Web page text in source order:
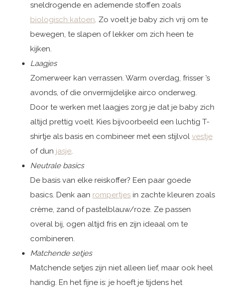
sneldrogende en ademende stoffen zoals
biologisch katoen. Zo voelt je baby zich vrij om te
bewegen, te slapen of lekker om zich heen te
kijken.
Laagjes
Zomerweer kan verrassen. Warm overdag, frisser ’s
avonds, of die onvermijdelijke airco onderweg.
Door te werken met laagjes zorg je dat je baby zich
altijd prettig voelt. Kies bijvoorbeeld een luchtig T-
shirtje als basis en combineer met een stijlvol vestje
of dun jasje.
Neutrale basics
De basis van elke reiskoffer? Een paar goede
basics. Denk aan rompertjes in zachte kleuren zoals
crème, zand of pastelblauw/roze. Ze passen
overal bij, ogen altijd fris en zijn ideaal om te
combineren.
Matchende setjes
Matchende setjes zijn niet alleen lief, maar ook heel
handig. En het fijne is: je hoeft je tijdens het